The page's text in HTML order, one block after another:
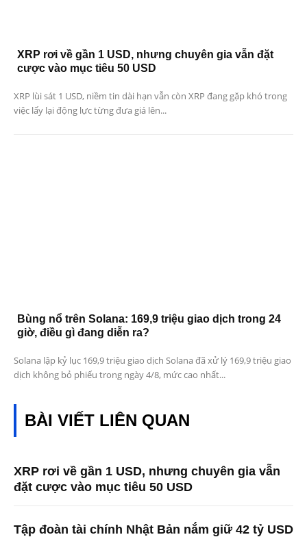
XRP rơi về gần 1 USD, nhưng chuyên gia vẫn đặt
cược vào mục tiêu 50 USD
XRP lùi sát 1 USD, niềm tin dài hạn vẫn còn XRP đang gặp khó trong
việc lấy lại động lực từng đưa giá lên...
Bùng nổ trên Solana: 169,9 triệu giao dịch trong 24
giờ, điều gì đang diễn ra?
Solana lập kỷ lục 169,9 triệu giao dịch Solana đã xử lý 169,9 triệu giao
dịch không bỏ phiếu trong ngày 4/8, mức cao nhất...
BÀI VIẾT LIÊN QUAN
XRP rơi về gần 1 USD, nhưng chuyên gia vẫn
đặt cược vào mục tiêu 50 USD
Tập đoàn tài chính Nhật Bản nắm giữ 42 tỷ USD